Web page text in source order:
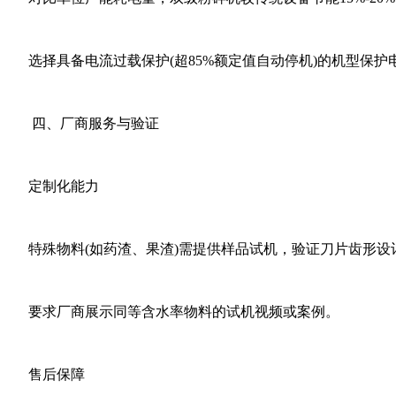
选择具备‌电流过载保护‌(超85%额定值自动停机)的机型保护
‌四、厂商服务与验证‌
‌定制化能力‌
特殊物料(如药渣、果渣)需提供样品试机，验证‌刀片齿形设
要求厂商展示‌同等含水率物料‌的试机视频或案例。
‌售后保障‌